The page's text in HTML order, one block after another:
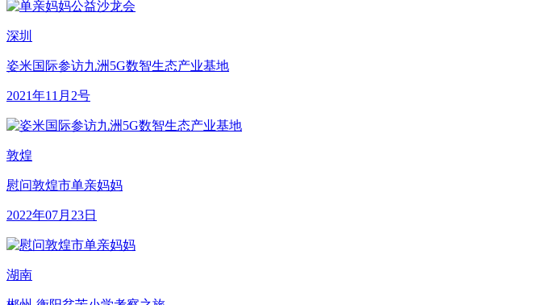
深圳
姿米国际参访九洲5G数智生态产业基地
2021年11月2号
敦煌
慰问敦煌市单亲妈妈
2022年07月23日
湖南